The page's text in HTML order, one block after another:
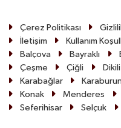
Çerez Politikası
İletişim
Kullanım
Balçova
Bayraklı
Çeşme
Çiğli Dikili
Karabağlar
Konak
Menderes
Seferihisar
Selçuk